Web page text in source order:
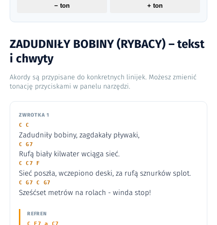
ZADUDNIŁY BOBINY (RYBACY) – tekst
i chwyty
Akordy są przypisane do konkretnych linijek. Możesz zmienić
tonację przyciskami w panelu narzędzi.
ZWROTKA 1
C C
Zadudniły bobiny, zagdakały pływaki,
C G7
Rufą biały kilwater wciąga sieć.
C C7 F
Sieć poszła, wczepiono deski, za rufą sznurków splot.
C G7 C G7
Sześćset metrów na rolach - winda stop!
REFREN
− ton + ton